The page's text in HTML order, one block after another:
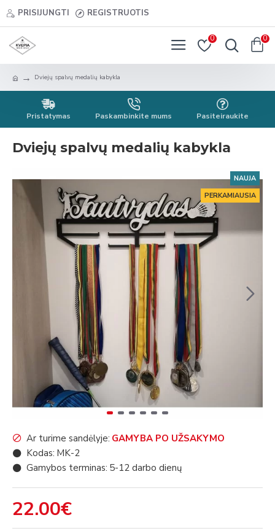
PRISIJUNGTI REGISTRUOTIS
0 0
Dviejų spalvų medalių kabykla
Pristatymas Paskambinkite mums Pasiteiraukite
Dviejų spalvų medalių kabykla
NAUJA
PERKAMIAUSIA
22.00€
Ar turime sandėlyje: GAMYBA PO UŽSAKYMO
Kodas: MK-2
Gamybos terminas: 5-12 darbo dienų